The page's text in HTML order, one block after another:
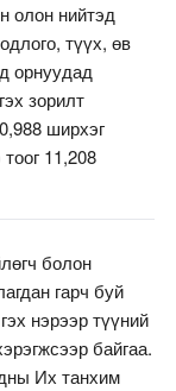
олон нийтэд
түүх, өв
орнуудад
зорилт
ширхэг
11,208
болон
гарч буй
нэрээр түүний
байгаа.
Их танхим